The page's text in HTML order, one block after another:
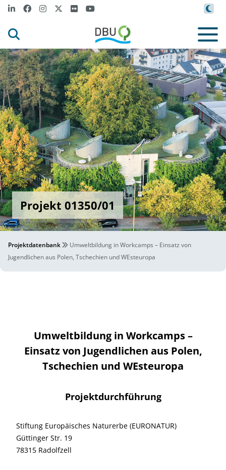
Projekt 01350/01
Projektdatenbank
Umweltbildung in Workcamps – Einsatz von
Jugendlichen aus Polen, Tschechien und WEsteuropa
Umweltbildung in Workcamps –
Einsatz von Jugendlichen aus Polen,
Tschechien und WEsteuropa
Projektdurchführung
Stiftung Europäisches Naturerbe (EURONATUR)
Güttinger Str. 19
78315 Radolfzell